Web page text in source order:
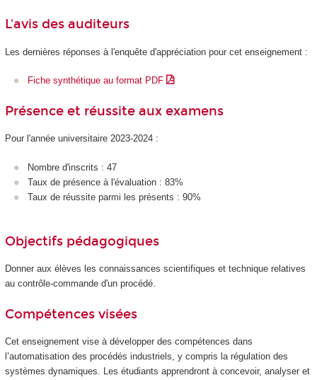
L'avis des auditeurs
Les dernières réponses à l'enquête d'appréciation pour cet enseignement :
Fiche synthétique au format PDF
Présence et réussite aux examens
Pour l'année universitaire 2023-2024 :
Nombre d'inscrits : 47
Taux de présence à l'évaluation : 83%
Taux de réussite parmi les présents : 90%
Objectifs pédagogiques
Donner aux élèves les connaissances scientifiques et technique relatives
au contrôle-commande d'un procédé.
Compétences visées
Cet enseignement vise à développer des compétences dans
l’automatisation des procédés industriels, y compris la régulation des
systèmes dynamiques. Les étudiants apprendront à concevoir, analyser et